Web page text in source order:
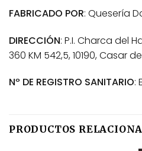
FABRICADO POR: Quesería
DIRECCIÓN: P.I. Charca del
360 KM 542,5, 10190, Casar
Nº DE REGISTRO SANITARIO:
PRODUCTOS